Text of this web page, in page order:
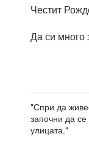
Честит
Да си много
"Спри да
започни да
улицата."